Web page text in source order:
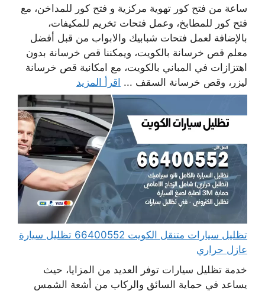
ساعة من فتح كور تهوية مركزية و فتح كور للمداخن، مع
فتح كور للمطابخ، وعمل فتحات تخريم للمكيفات،
بالإضافة لعمل فتحات شبابيك والابواب من قبل أفضل
معلم قص خرسانة بالكويت، ويمكننا قص خرسانة بدون
اهتزازات في المباني بالكويت، مع امكانية قص خرسانة
ليزر، وقص خرسانة السقف ... اقرأ المزيد
تظليل سيارات متنقل الكويت 66400552 تظليل سيارة
عازل حراري
خدمة تظليل سيارات توفر العديد من المزايا، حيث
يساعد في حماية السائق والركاب من أشعة الشمس